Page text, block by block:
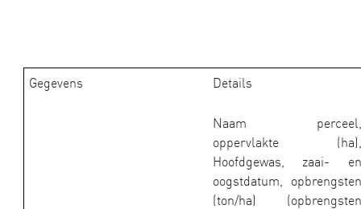
Gegevens Details
Naam perceel,
oppervlakte (ha),
Hoofdgewas, zaai- en
oogstdatum, opbrengsten
(ton/ha) (opbrengsten